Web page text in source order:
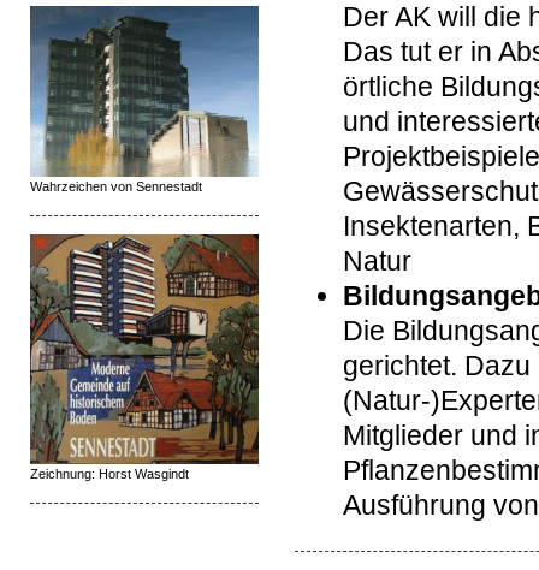
Der AK will die
Das tut er in
örtliche
und
Insektenarten,
Natur
Die
gerichtet.
(Natur-
Mitglieder und
Ausführung
Wahrzeichen von Sennestadt
Zeichnung: Horst Wasgindt